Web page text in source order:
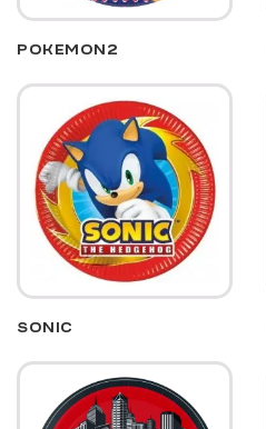
POKEMON2
SONIC